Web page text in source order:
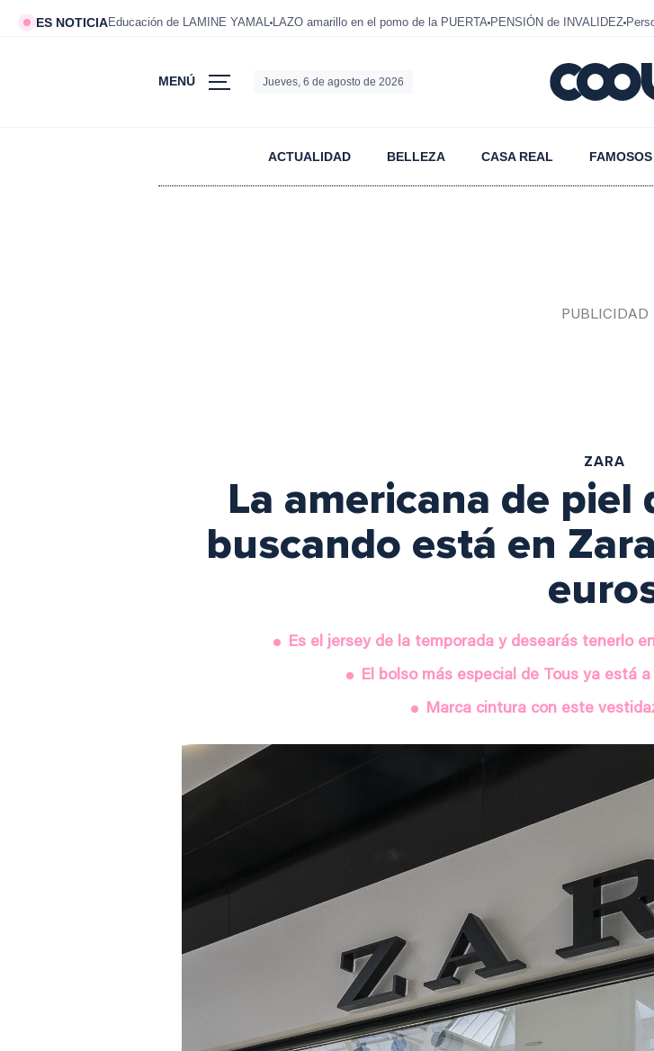
ES NOTICIAEducación de LAMINE YAMAL LAZO amarillo en el pomo de la PUERTA PENSIÓN de INVALIDEZ
MENÚ Jueves, 6 de agosto de 2026
ACTUALIDAD BELLEZA CASA REAL FAMOSOS
ZARA
La americana de piel
buscando está en
Es el jersey de la temporada y desearás tenerlo
El bolso más especial de Tous ya está
Marca cintura con este